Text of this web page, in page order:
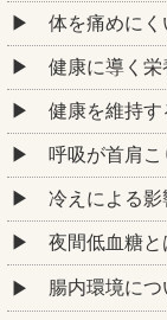
体を痛めに
健康に導く栄
健康を維持す
呼吸が首肩こ
冷えによる影
夜間低血糖と
腸内環境に